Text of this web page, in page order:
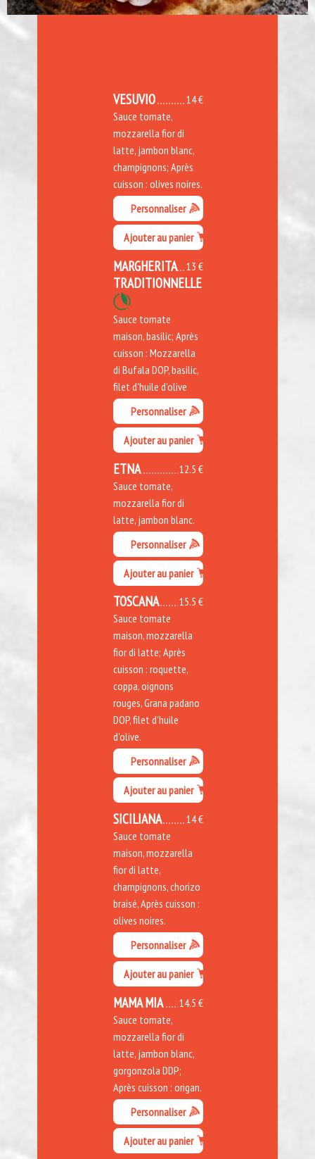
14 €
VESUVIO
Sauce tomate,
mozzarella fior di
latte, jambon blanc,
champignons; Après
cuisson : olives noires.
Personnaliser
Ajouter au panier
13 €
MARGHERITA
TRADITIONNELLE
Sauce tomate
maison, basilic; Après
cuisson : Mozzarella
di Bufala DOP, basilic,
filet d'huile d'olive
Personnaliser
Ajouter au panier
12.5 €
ETNA
Sauce tomate,
mozzarella fior di
latte, jambon blanc.
Personnaliser
Ajouter au panier
15.5 €
TOSCANA
Sauce tomate
maison, mozzarella
fior di latte; Après
cuisson : roquette,
coppa, oignons
rouges, Grana padano
DOP, filet d'huile
d'olive.
Personnaliser
Ajouter au panier
14 €
SICILIANA
Sauce tomate
maison, mozzarella
fior di latte,
champignons, chorizo
braisé, Après cuisson :
olives noires.
Personnaliser
Ajouter au panier
14.5 €
MAMA MIA
Sauce tomate,
mozzarella fior di
latte, jambon blanc,
gorgonzola DDP;
Après cuisson : origan.
Personnaliser
Ajouter au panier